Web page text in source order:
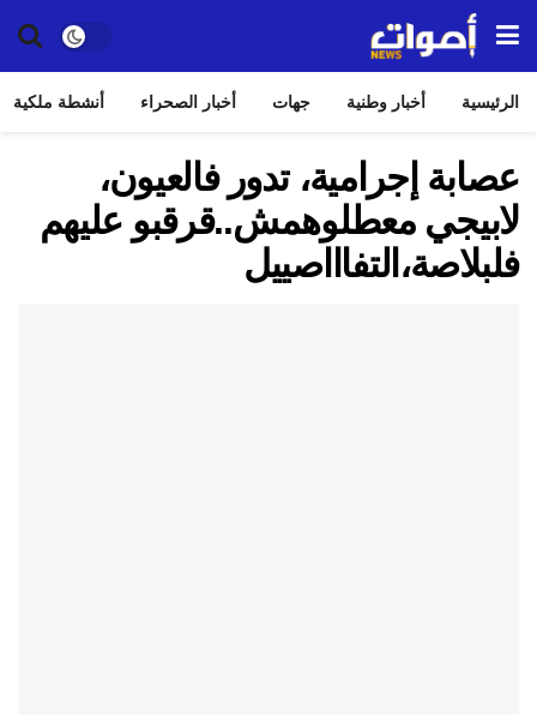
الرئيسية أخبار وطنية جهات أخبار الصحراء أنشطة ملكية
عصابة إجرامية، تدور فالعيون،
لابيجي معطلوهمش..قرقبو عليهم
فلبلاصة،التفاااصييل